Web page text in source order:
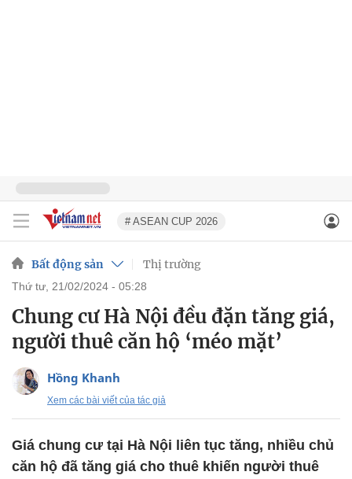
# ASEAN CUP 2026
Bất động sản Thị trường
thứ tư, 21/02/2024 - 05:28
Chung cư Hà Nội đều đặn tăng giá,
người thuê căn hộ ‘méo mặt’
Hồng Khanh
Xem các bài viết của tác giả
Giá chung cư tại Hà Nội liên tục tăng, nhiều chủ
căn hộ đã tăng giá cho thuê khiến người thuê